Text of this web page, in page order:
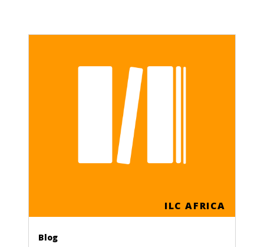
ILC AFRICA
Blog